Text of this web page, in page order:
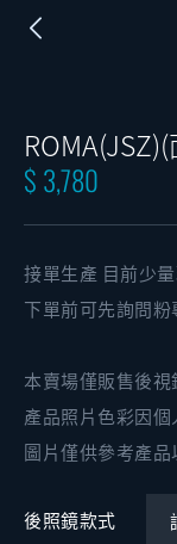
$ 3,780
接單生產 目前少
下單前可先詢問
本賣場僅販售後視
產品照片色彩因個
圖片僅供參考產品
後照鏡款式